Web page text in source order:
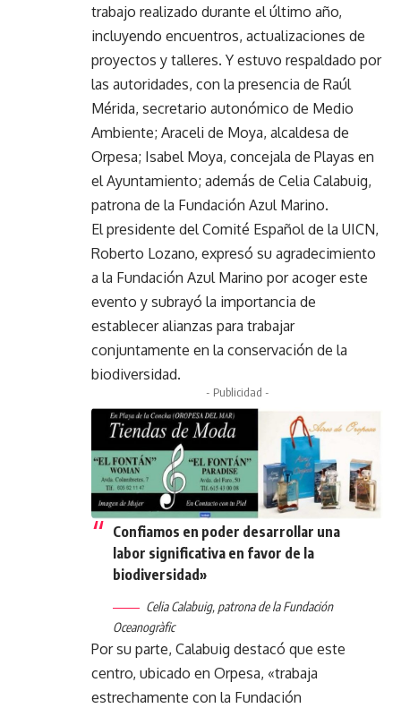
trabajo realizado durante el último año,
incluyendo encuentros, actualizaciones de
proyectos y talleres. Y estuvo respaldado por
las autoridades, con la presencia de Raúl
Mérida, secretario autonómico de Medio
Ambiente; Araceli de Moya, alcaldesa de
Orpesa; Isabel Moya, concejala de Playas en
el Ayuntamiento; además de Celia Calabuig,
patrona de la Fundación Azul Marino.
El presidente del Comité Español de la UICN,
Roberto Lozano, expresó su agradecimiento
a la Fundación Azul Marino por acoger este
evento y subrayó la importancia de
establecer alianzas para trabajar
conjuntamente en la conservación de la
biodiversidad.
- Publicidad -
Confiamos en poder desarrollar una
labor significativa en favor de la
biodiversidad»
Celia Calabuig, patrona de la Fundación
Oceanogràfic
Por su parte, Calabuig destacó que este
centro, ubicado en Orpesa, «trabaja
estrechamente con la Fundación